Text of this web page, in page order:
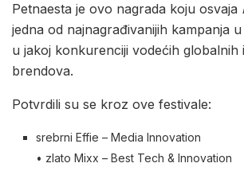
Petnaesta je ovo nagrada koju osvaja
jedna od najnagrađivanijih kampanja
u jakoj konkurenciji vodećih globalnih
brendova.
Potvrdili su se kroz ove festivale:
srebrni Effie – Media Innovation
• zlato Mixx – Best Tech & Innovation